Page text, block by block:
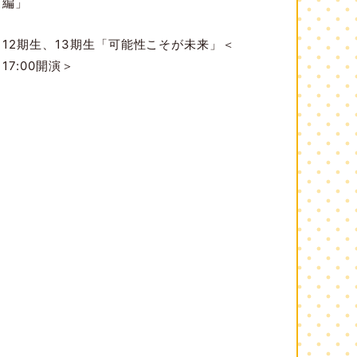
12期生、13期生「可能性こそが未来」＜
17:00開演＞